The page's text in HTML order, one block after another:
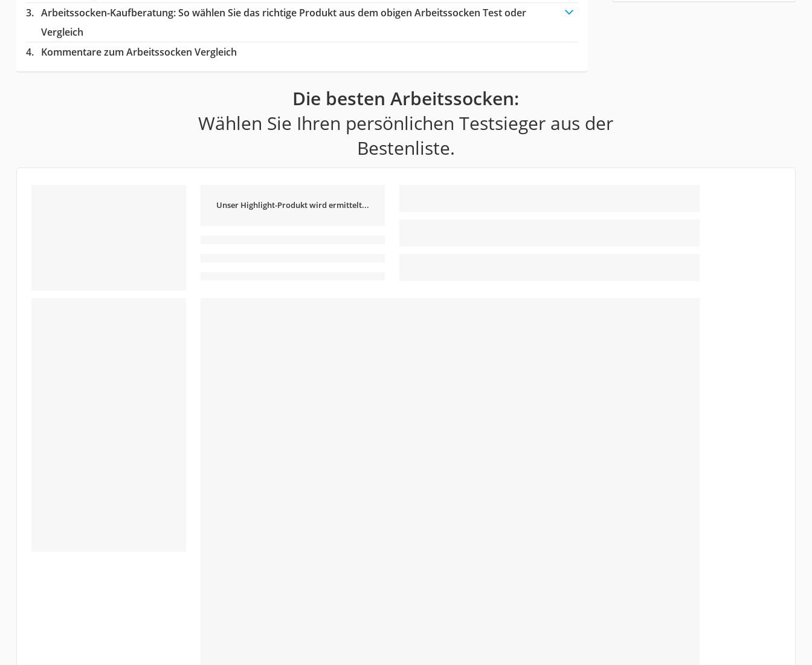
Arbeitssocken-Kaufberatung: So wählen Sie das richtige Produkt aus dem obigen Arbeitssocken Test oder
Vergleich
Kommentare zum Arbeitssocken Vergleich
Die besten Arbeitssocken:
Wählen Sie Ihren persönlichen Testsieger aus der
Bestenliste.
Unser Highlight-Produkt wird ermittelt...